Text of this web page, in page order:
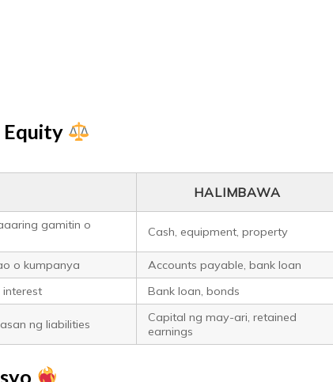
Equity
HALIMBAWA
gamitin o
Cash, equipment, property
o kumpanya
Accounts payable, bank loan
Bank loan, bonds
ng liabilities
Capital ng may-ari, retained
earnings